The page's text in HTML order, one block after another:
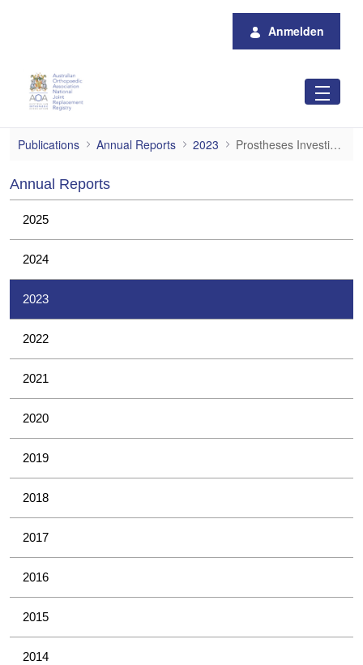
Anmelden
Prostheses Investigations
Publications Annual Reports 2023 Prostheses Investigations
Annual Reports
2025
2024
2023
2022
2021
2020
2019
2018
2017
2016
2015
2014